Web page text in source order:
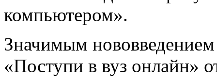
компьютером».
Значимым нововведением
«Поступи в вуз онлайн»